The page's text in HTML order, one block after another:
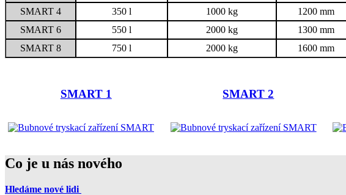
SMART 4
350 l 1000 kg 1200 mm
SMART 6
550 l 2000 kg 1300 mm
SMART 8
750 l 2000 kg 1600 mm
SMART 1 SMART 2
Co je u nás nového
Hledáme nové lidi